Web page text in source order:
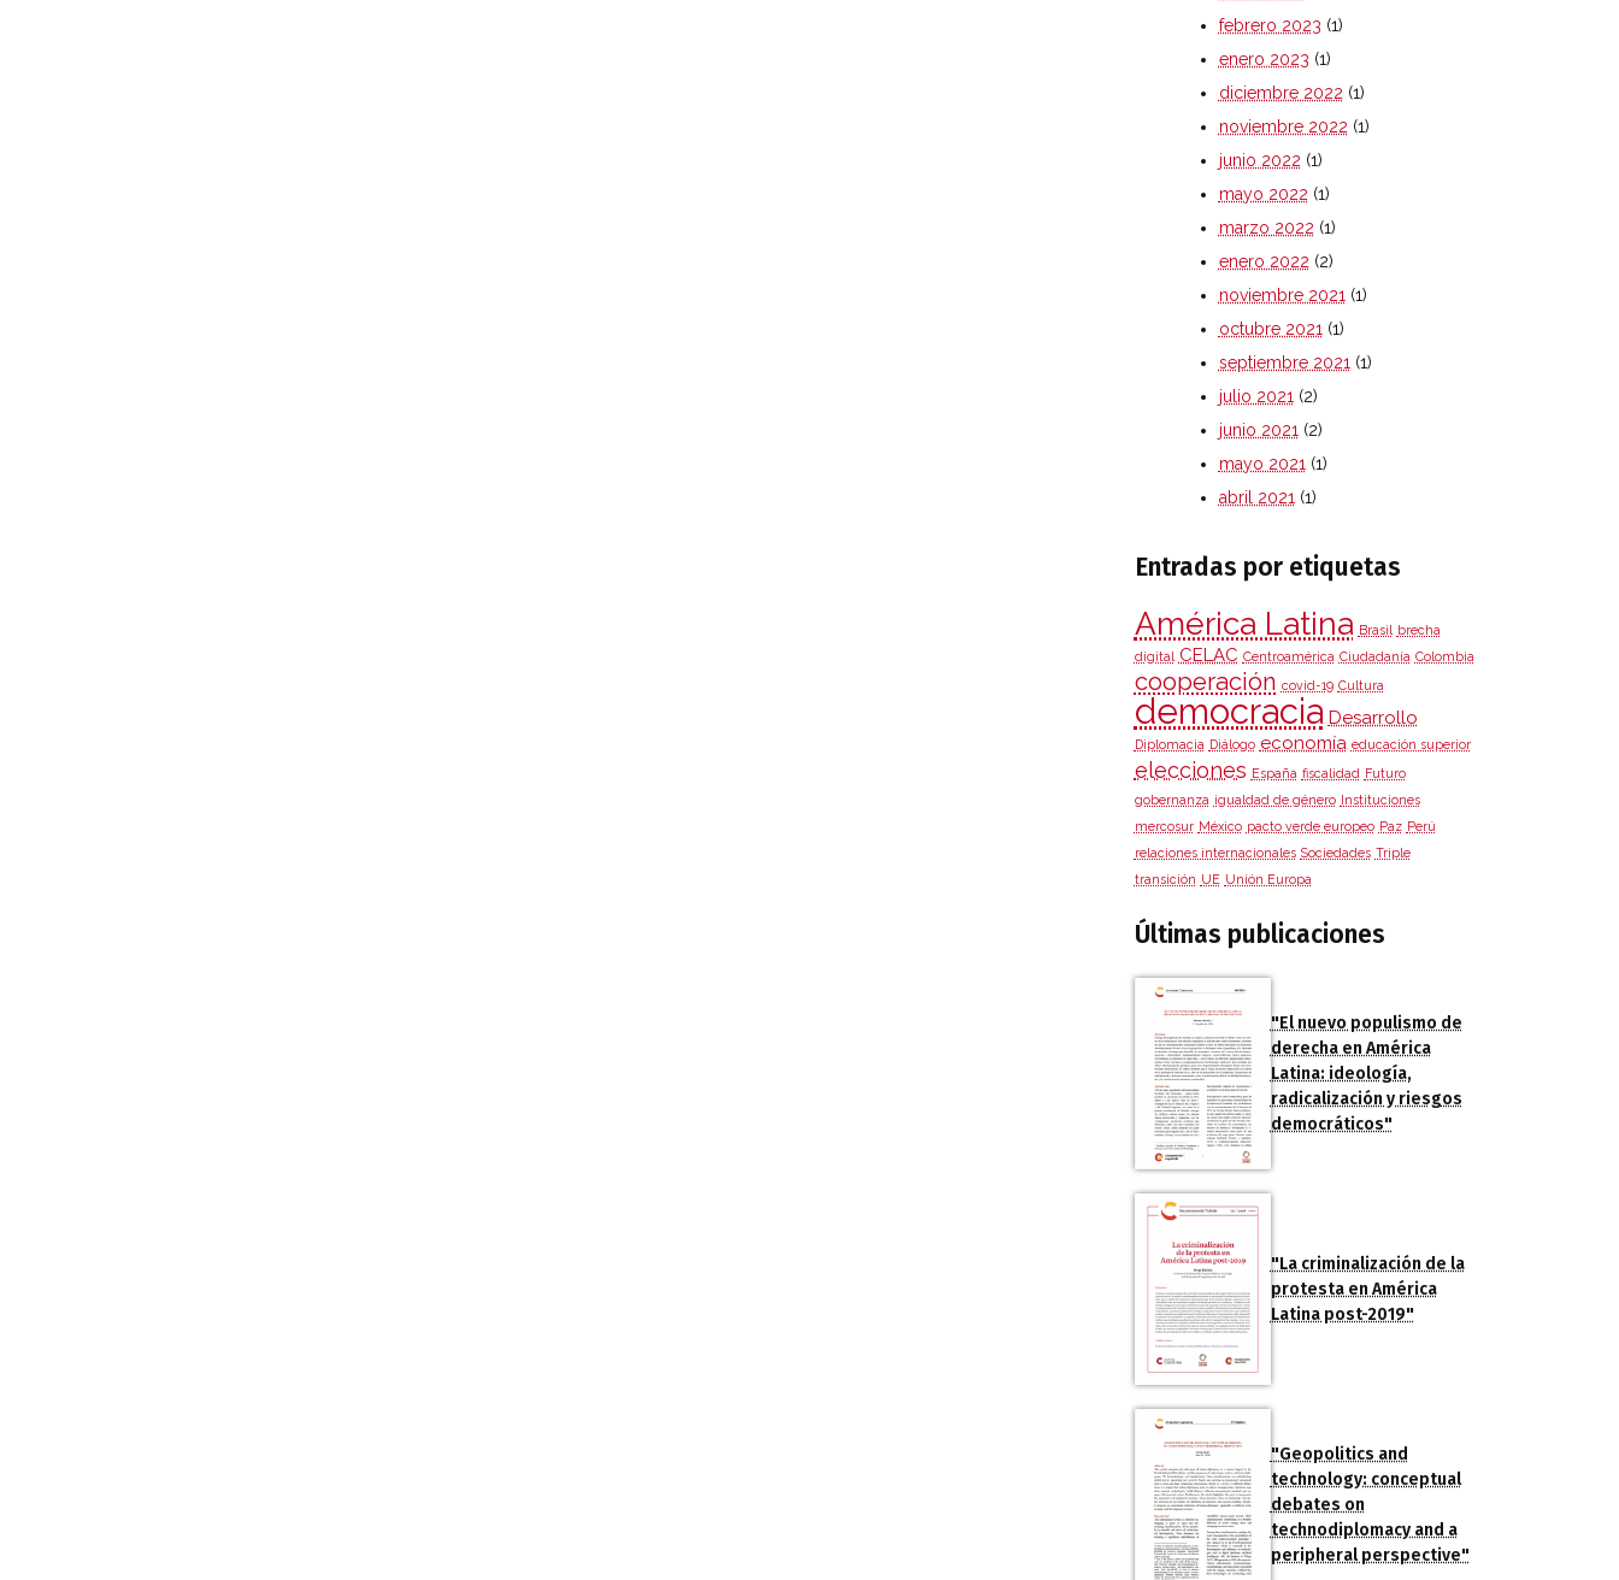
febrero 2023 (1)
enero 2023 (1)
diciembre 2022 (1)
noviembre 2022 (1)
junio 2022 (1)
mayo 2022 (1)
marzo 2022 (1)
enero 2022 (2)
noviembre 2021 (1)
octubre 2021 (1)
septiembre 2021 (1)
julio 2021 (2)
junio 2021 (2)
mayo 2021 (1)
abril 2021 (1)
Entradas por etiquetas
América Latina Brasil brecha
digital CELAC Centroamérica Ciudadanía Colombia
cooperación covid-19 Cultura
democracia Desarrollo
Diplomacia Diálogo economía educación superior
elecciones España fiscalidad Futuro
gobernanza igualdad de género Instituciones
mercosur México pacto verde europeo Paz Perú
relaciones internacionales Sociedades Triple
transición UE Unión Europa
Últimas publicaciones
"El nuevo populismo de
derecha en América
Latina: ideología,
radicalización y riesgos
democráticos"
"La criminalización de la
protesta en América
Latina post-2019"
"Geopolitics and
technology: conceptual
debates on
technodiplomacy and a
peripheral perspective"